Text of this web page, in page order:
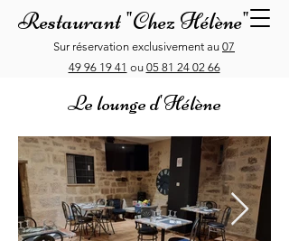
Restaurant "Chez Hélène"
Sur réservation exclusivement au 07
49 96 19 41 ou 05 81 24 02 66
Le lounge d'Hélène